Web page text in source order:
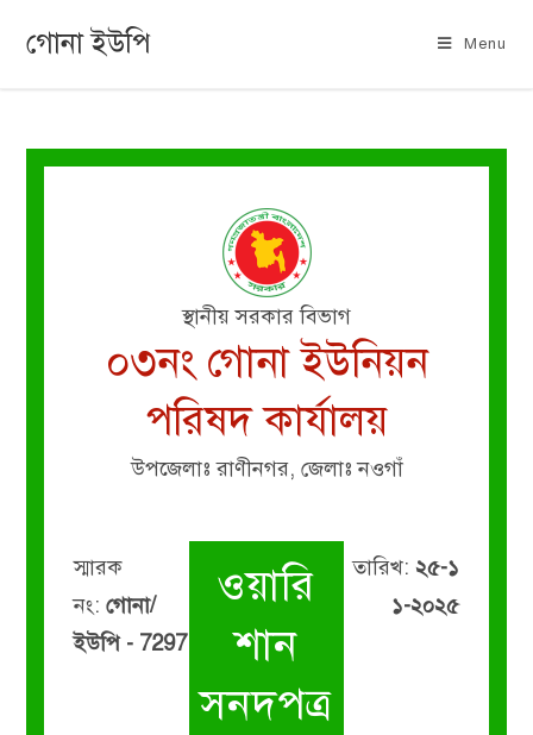
গোনা ইউপি Menu
স্থানীয় সরকার বিভাগ
০৩নং গোনা ইউনিয়ন
পরিষদ কার্যালয়
উপজেলাঃ রাণীনগর, জেলাঃ নওগাঁ
স্মারক
নং:গোনা/
ইউপি - 7297
ওয়ারি
শান
সনদপত্র
তারিখ: ২৫-১
১-২০২৫